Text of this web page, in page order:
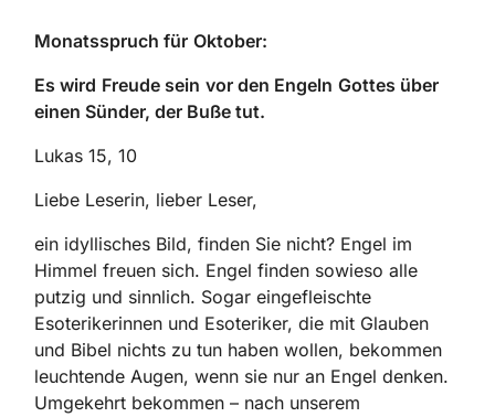
Monatsspruch für Oktober:
Es wird Freude sein vor den Engeln Gottes über
einen Sünder, der Buße tut.
Lukas 15, 10
Liebe Leserin, lieber Leser,
ein idyllisches Bild, finden Sie nicht? Engel im
Himmel freuen sich. Engel finden sowieso alle
putzig und sinnlich. Sogar eingefleischte
Esoterikerinnen und Esoteriker, die mit Glauben
und Bibel nichts zu tun haben wollen, bekommen
leuchtende Augen, wenn sie nur an Engel denken.
Umgekehrt bekommen – nach unserem